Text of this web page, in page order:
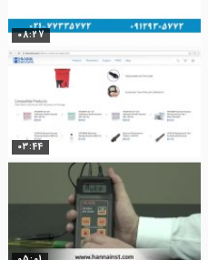
08:27
03:44